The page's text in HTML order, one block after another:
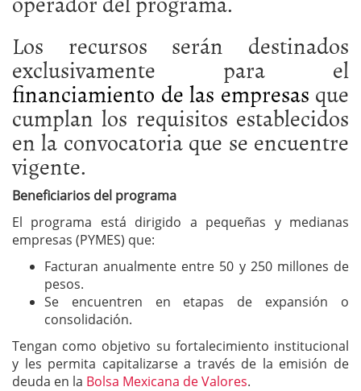
Los recursos serán destinados
exclusivamente para el
financiamiento de las empresas que
cumplan los requisitos establecidos
en la convocatoria que se encuentre
vigente.
Beneficiarios del programa
El programa está dirigido a pequeñas y medianas
empresas (PYMES) que:
Facturan anualmente entre 50 y 250 millones de
pesos.
Se encuentren en etapas de expansión o
consolidación.
Tengan como objetivo su fortalecimiento institucional
y les permita capitalizarse a través de la emisión de
deuda en la Bolsa Mexicana de Valores.